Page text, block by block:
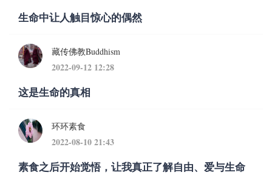
生命中让人触目惊心的偶然
藏传佛教Buddhism
2022-09-12 12:28
这是生命的真相
环环素食
2022-08-10 21:43
素食之后开始觉悟，让我真正了解自由、爱与生命